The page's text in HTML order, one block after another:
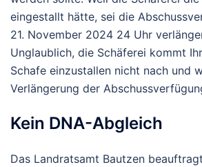
eingestallt hätte, sei die
21. November 2024 24 Uhr
Unglaublich, die Schäferei kommt
Schafe einzustallen nicht nach und
Verlängerung der
Kein DNA-Abgleich
Das Landratsamt Bautzen